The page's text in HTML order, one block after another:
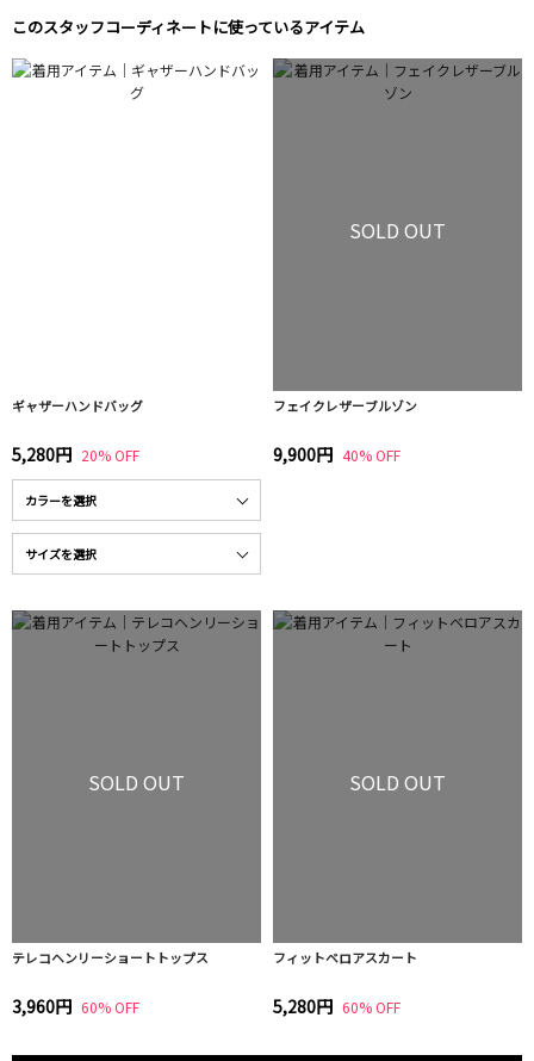
このスタッフコーディネートに使っているアイテム
ギャザーハンドバッグ
5,280円 20% OFF
SOLD OUT
フェイクレザーブルゾン
9,900円 40% OFF
SOLD OUT
テレコヘンリーショートトップス
3,960円 60% OFF
SOLD OUT
フィットベロアスカート
5,280円 60% OFF